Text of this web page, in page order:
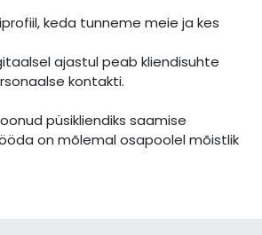
keda tunneme meie ja kes
ajastul peab kliendisuhte
kontakti.
püsikliendiks saamise
on mõlemal osapoolel mõistlik